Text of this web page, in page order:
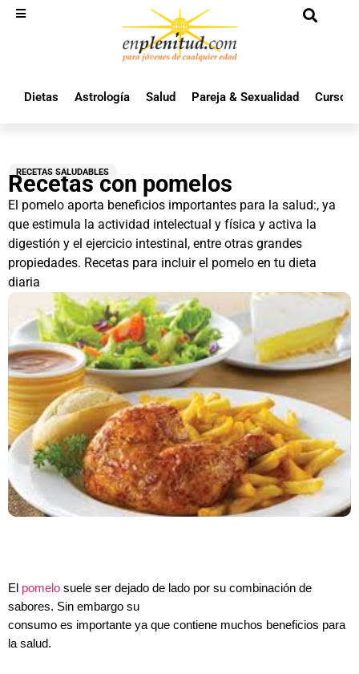
Dietas Astrología Salud Pareja & Sexualidad Cursos
RECETAS SALUDABLES
Recetas con pomelos
El pomelo aporta beneficios importantes para la salud:, ya
que estimula la actividad intelectual y física y activa la
digestión y el ejercicio intestinal, entre otras grandes
propiedades. Recetas para incluir el pomelo en tu dieta
diaria
El pomelo suele ser dejado de lado por su combinación de
sabores. Sin embargo su
consumo es importante ya que contiene muchos beneficios para
la salud.